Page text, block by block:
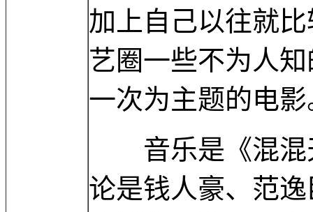
加上自己以往就
艺圈一些不为人
一次为主题的电影
音乐是《混混
论是钱人豪、范